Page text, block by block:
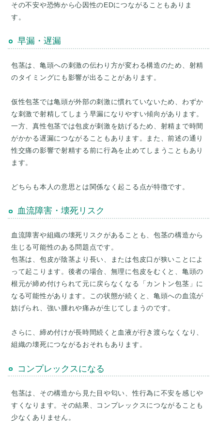
その不安や恐怖から心因性のEDにつながることもありま
早漏・遅漏
包茎は、亀頭への刺激の伝わり方が変わる構造のため、射精
のタイミングにも影響が出ることがあります。
仮性包茎では亀頭が外部の刺激に慣れていないため、わずか
な刺激で射精してしまう早漏になりやすい傾向があります。
一方、真性包茎では包皮が刺激を妨げるため、射精まで時間
がかかる遅漏につながることもあります。また、前述の通り
性交痛の影響で射精する前に行為を止めてしまうこともあり
ます。
血流障害・壊死リスク
血流障害や組織の壊死リスクがあることも、包茎の構造から
生じる可能性のある問題点です。
包茎は、包皮が陰茎より長い、または包皮口が狭いことによ
って起こります。後者の場合、無理に包皮をむくと、亀頭の
根元が締め付けられて元に戻らなくなる「カントン包茎」に
なる可能性があります。この状態が続くと、亀頭への血流が
妨げられ、強い腫れや痛みが生じてしまうのです。
さらに、締め付けが長時間続くと血液が行き渡らなくなり、
コンプレックスになる
包茎は、その構造から見た目や匂い、性行為に不安を感じや
すくなります。その結果、コンプレックスにつながることも
少なくありません。